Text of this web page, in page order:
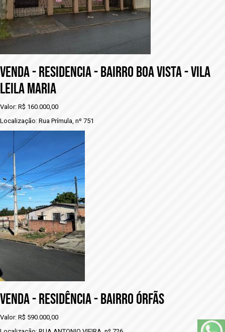
VENDA - RESIDENCIA - BAIRRO BOA VISTA - VILA
LEILA MARIA
Valor: R$ 160.000,00
Localização: Rua Prímula, nº 751
VENDA - RESIDÊNCIA - BAIRRO ÓRFÃS
Valor: R$ 590.000,00